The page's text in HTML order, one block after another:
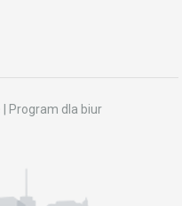
Program dla biur